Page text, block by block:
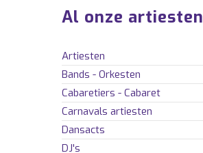
Al onze artiesten
Artiesten
Bands - Orkesten
Cabaretiers - Cabaret
Carnavals artiesten
Dansacts
DJ's